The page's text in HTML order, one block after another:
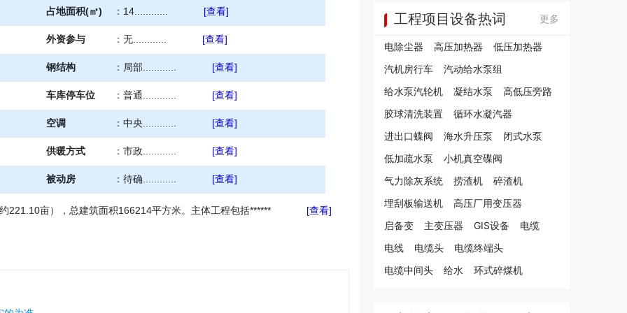
占地面积(㎡) ： 14............ [查看]
外资参与 ： 无............ [查看]
钢结构 ： 局部............ [查看]
车库停车位 ： 普通............ [查看]
空调 ： 中央............ [查看]
供暖方式 ： 市政............ [查看]
被动房 ： 待确............ [查看]
221.10亩），总建筑面积166214平方米。主体工程包括****** [查看]
工程项目设备热词 更多
电除尘器 高压加热器
低压加热器
汽机房行车
汽动给水泵组
给水泵汽轮机
凝结水泵
高低压旁路
胶球清洗装置
循环水凝汽器
进出口蝶阀
海水升压泵
闭式水泵
低加疏水泵
小机真空碟阀
气力除灰系统
捞渣机
碎渣机
埋刮板输送机
高压厂用变压器
启备变
主变压器 GIS设备
电缆
电线
电缆头
电缆终端头
电缆中间头
给水 环式碎煤机